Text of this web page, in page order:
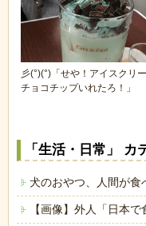
彡(°)(°)「せや！アイスクリ
チョコチップいれたろ！」
「生活・日常」 カ
犬のおやつ、人間が食
【画像】外人「日本